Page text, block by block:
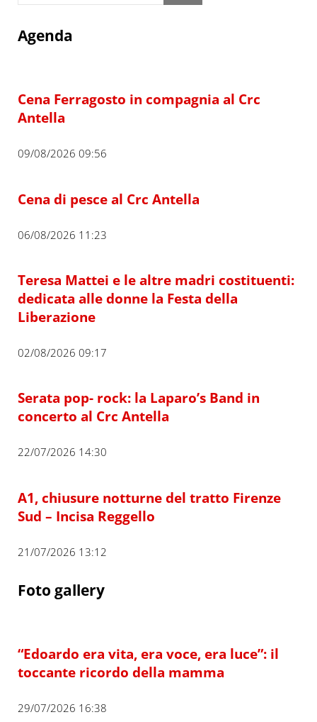
Agenda
Cena Ferragosto in compagnia al Crc
Antella
09/08/2026 09:56
Cena di pesce al Crc Antella
06/08/2026 11:23
Teresa Mattei e le altre madri costituenti:
dedicata alle donne la Festa della
Liberazione
02/08/2026 09:17
Serata pop- rock: la Laparo’s Band in
concerto al Crc Antella
22/07/2026 14:30
A1, chiusure notturne del tratto Firenze
Sud – Incisa Reggello
21/07/2026 13:12
Foto gallery
“Edoardo era vita, era voce, era luce”: il
toccante ricordo della mamma
29/07/2026 16:38